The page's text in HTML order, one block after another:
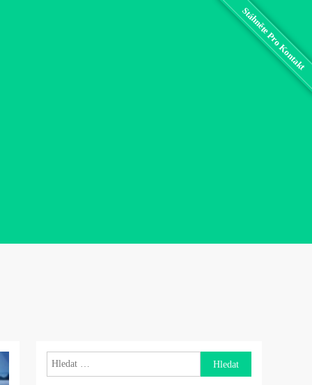
Vyhledávání
Stáhněte Pro Kontakt